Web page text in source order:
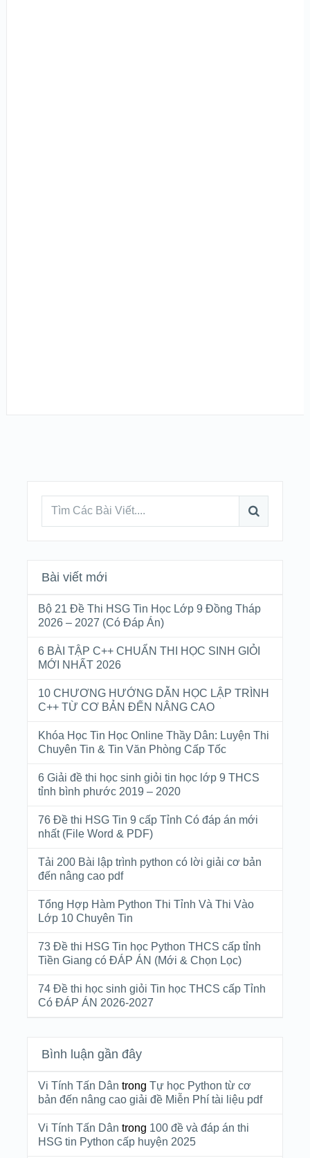
Bài viết mới
Bộ 21 Đề Thi HSG Tin Học Lớp 9 Đồng Tháp
2026 – 2027 (Có Đáp Án)
6 BÀI TẬP C++ CHUẨN THI HỌC SINH GIỎI
MỚI NHẤT 2026
10 CHƯƠNG HƯỚNG DẪN HỌC LẬP TRÌNH
C++ TỪ CƠ BẢN ĐẾN NÂNG CAO
Khóa Học Tin Học Online Thầy Dân: Luyện Thi
Chuyên Tin & Tin Văn Phòng Cấp Tốc
6 Giải đề thi học sinh giỏi tin học lớp 9 THCS
tỉnh bình phước 2019 – 2020
76 Đề thi HSG Tin 9 cấp Tỉnh Có đáp án mới
nhất (File Word & PDF)
Tải 200 Bài lập trình python có lời giải cơ bản
đến nâng cao pdf
Tổng Hợp Hàm Python Thi Tỉnh Và Thi Vào
Lớp 10 Chuyên Tin
73 Đề thi HSG Tin học Python THCS cấp tỉnh
Tiền Giang có ĐÁP ÁN (Mới & Chọn Lọc)
74 Đề thi học sinh giỏi Tin học THCS cấp Tỉnh
Có ĐÁP ÁN 2026-2027
Bình luận gần đây
Vi Tính Tấn Dân trong Tự học Python từ cơ
bản đến nâng cao giải đề Miễn Phí tài liệu pdf
Vi Tính Tấn Dân trong 100 đề và đáp án thi
HSG tin Python cấp huyện 2025